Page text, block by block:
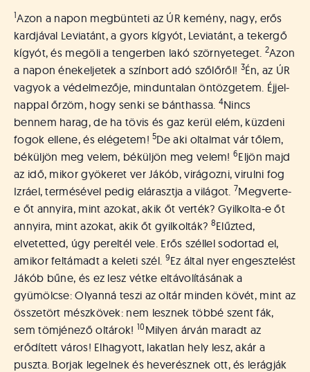
á
t
u
s
o
k
e
-
L
a
p
j
a
1Azon a napon megbünteti az ÚR kemény, nagy, erős
kardjával Leviatánt, a gyors kígyót, Leviatánt, a tekergő
kígyót, és megöli a tengerben lakó szörnyeteget. 2Azon
a napon énekeljetek a színbort adó szőlőről! 3Én, az ÚR
vagyok a védelmezője, minduntalan öntözgetem. Éjjel-
nappal őrzöm, hogy senki se bánthassa. 4Nincs
bennem harag, de ha tövis és gaz kerül elém, küzdeni
fogok ellene, és elégetem!5De aki oltalmat vár tőlem,
béküljön meg velem, béküljön meg velem! 6Eljön majd
az idő, mikor gyökeret ver Jákób, virágozni, virulni fog
Izráel, termésével pedig elárasztja a világot. 7Megverte-
e őt annyira, mint azokat, akik őt verték? Gyilkolta-e őt
annyira, mint azokat, akik őt gyilkolták? 8Elűzted,
elvetetted, úgy pereltél vele. Erős széllel sodortad el,
amikor feltámadt a keleti szél. 9Ez által nyer engesztelést
Jákób bűne, és ez lesz vétke eltávolításának a
gyümölcse: Olyanná teszi az oltár minden kövét, mint az
összetört mészkövek: nem lesznek többé szent fák,
sem tömjénező oltárok! 10 Milyen árván maradt az
erődített város! Elhagyott, lakatlan hely lesz, akár a
puszta. Borjak legelnek és heverésznek ott, és lerágják